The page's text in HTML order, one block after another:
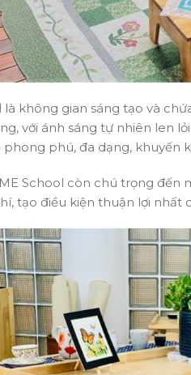
là không gian sáng tạo và
với ánh sáng tự nhiên len
phú, đa dạng, khuyến
School còn chú trọng
tạo điều kiện thuận lợi nhất